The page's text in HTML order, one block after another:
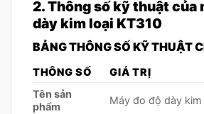
2. Thông số kỹ thuật của
dày kim loại KT310
BẢNG THÔNG SỐ KỸ THUẬT
THÔNG SỐ
GIÁ TRỊ
Tên sản
phẩm
Máy đo độ dày kim